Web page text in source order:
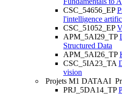
CSC_54656_EP
l'intelligence
CSC_51052_EP
APM_5AI29_TP
Structured Data
APM_5AI26_TP
CSC_5IA23_TA
vision
Projets M1 DATAAI
PRJ_5DA14_TP